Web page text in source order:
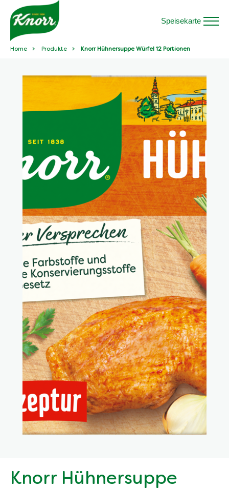
Speisekarte
Home Produkte Knorr Hühnersuppe Würfel 12 Portionen
Knorr Hühnersuppe